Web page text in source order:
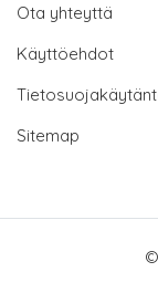
Ota yhteyttä
Käyttöehdot
Sitemap